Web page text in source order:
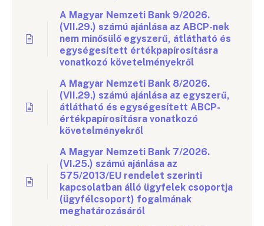
A Magyar Nemzeti Bank 9/2026.
(VII.29.) számú ajánlása az ABCP-nek
nem minősülő egyszerű, átlátható és
egységesített értékpapírosításra
vonatkozó követelményekről
A Magyar Nemzeti Bank 8/2026.
(VII.29.) számú ajánlása az egyszerű,
átlátható és egységesített ABCP-
értékpapírosításra vonatkozó
követelményekről
A Magyar Nemzeti Bank 7/2026.
(VI.25.) számú ajánlása az
575/2013/EU rendelet szerinti
kapcsolatban álló ügyfelek csoportja
(ügyfélcsoport) fogalmának
meghatározásáról